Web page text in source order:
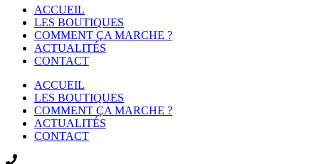
ACCUEIL
LES BOUTIQUES
COMMENT ÇA MARCHE ?
ACTUALITÉS
CONTACT
ACCUEIL
LES BOUTIQUES
COMMENT ÇA MARCHE ?
ACTUALITÉS
CONTACT